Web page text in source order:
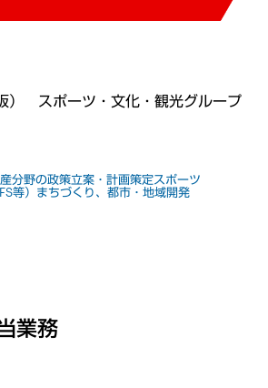
） スポーツ・文化・観光グループ
分野の政策立案・計画策定スポーツ
等） まちづくり、都市・地域開発
業務